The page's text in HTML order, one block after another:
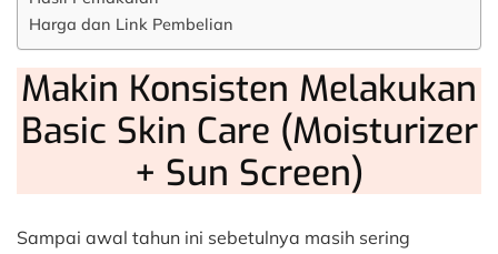
Harga dan Link Pembelian
Makin Konsisten Melakukan
Basic Skin Care (Moisturizer
+ Sun Screen)
Sampai awal tahun ini sebetulnya masih sering